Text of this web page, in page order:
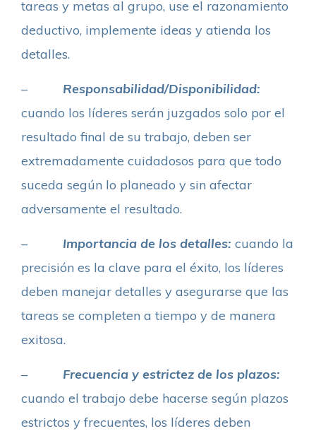
tareas y metas al grupo, use el razonamiento
deductivo, implemente ideas y atienda los
detalles.
– Responsabilidad/Disponibilidad:
cuando los líderes serán juzgados solo por el
resultado final de su trabajo, deben ser
extremadamente cuidadosos para que todo
suceda según lo planeado y sin afectar
adversamente el resultado.
– Importancia de los detalles: cuando la
precisión es la clave para el éxito, los líderes
deben manejar detalles y asegurarse que las
tareas se completen a tiempo y de manera
exitosa.
– Frecuencia y estrictez de los plazos:
cuando el trabajo debe hacerse según plazos
estrictos y frecuentes, los líderes deben